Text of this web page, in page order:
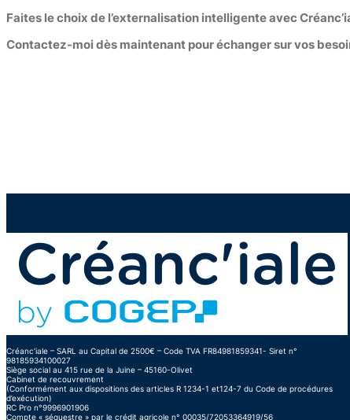
Faites le choix de l’externalisation intelligente avec
Contactez-moi dès maintenant pour échanger sur vos
Créanc’iale – SARL au Capital de 2500€ – Code TVA FR84981859341- Siret n°
98185934100027
Siège social au 415 rue de la Juine – 45160-Olivet
Cabinet de recouvrement
(Conformément aux dispositions des articles R 1234-1 et124-7 du Code de procédures
d’exécution)
RC Pro n°9996901906
Compte « séquestre » par le crédit agricole n° 00035/72053364919/56